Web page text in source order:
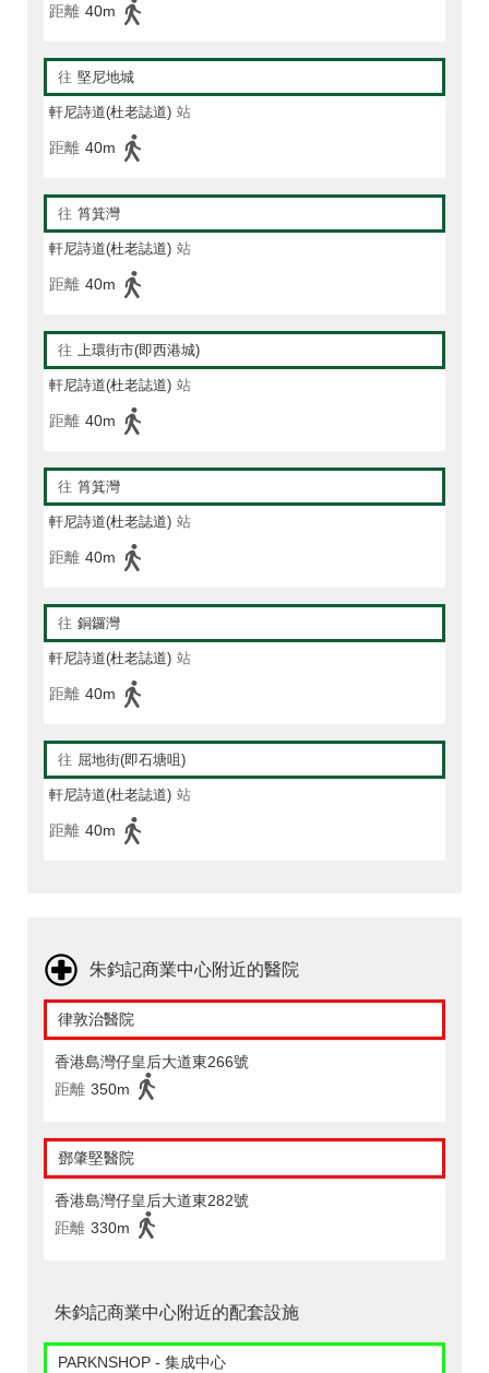
距離 40m
往 堅尼地城
軒尼詩道(杜老誌道) 站
距離 40m
往 筲箕灣
軒尼詩道(杜老誌道) 站
距離 40m
往 上環街市(即西港城)
軒尼詩道(杜老誌道) 站
距離 40m
往 筲箕灣
軒尼詩道(杜老誌道) 站
距離 40m
往 銅鑼灣
軒尼詩道(杜老誌道) 站
距離 40m
往 屈地街(即石塘咀)
軒尼詩道(杜老誌道) 站
距離 40m
朱鈞記商業中心附近的醫院
律敦治醫院
香港島灣仔皇后大道東266號
距離 350m
鄧肇堅醫院
香港島灣仔皇后大道東282號
距離 330m
朱鈞記商業中心附近的配套設施
PARKNSHOP - 集成中心